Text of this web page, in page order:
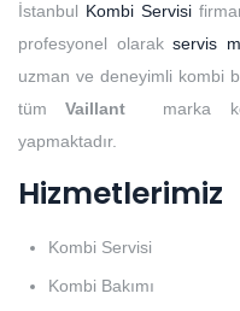
İstanbul Kombi Servisi
profesyonel olarak servis
uzman ve deneyimli kombi
tümVaillant marka
yapmaktadır.
Hizmetlerimiz
Kombi Servisi
Kombi Bakımı